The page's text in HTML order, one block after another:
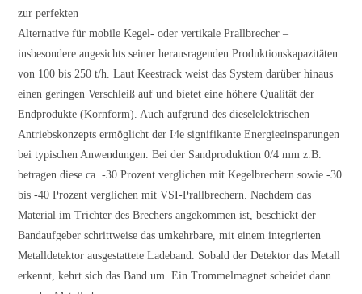
zur perfekten
Alternative für mobile Kegel- oder vertikale Prallbrecher –
insbesondere angesichts seiner herausragenden Produktionskapazitäten
von 100 bis 250 t/h. Laut Keestrack weist das System darüber hinaus
einen geringen Verschleiß auf und bietet eine höhere Qualität der
Endprodukte (Kornform). Auch aufgrund des dieselelektrischen
Antriebskonzepts ermöglicht der I4e signifikante Energieeinsparungen
bei typischen Anwendungen. Bei der Sandproduktion0/4 mm z.B.
betragen diese ca. -30 Prozent verglichen mit Kegelbrechern sowie -30
bis -40 Prozent verglichen mit VSI-Prallbrechern. Nachdem das
Material im Trichter des Brechers angekommen ist, beschickt der
Bandaufgeber schrittweise das umkehrbare,mit einem integrierten
Metalldetektor ausgestattete Ladeband. Sobald der Detektor das Metall
erkennt, kehrt sich das Band um. Ein Trommelmagnet scheidet dann